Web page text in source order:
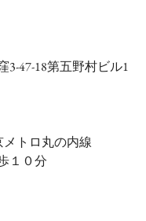
3-47-18第五野村ビル1
メトロ丸の内線
１０分